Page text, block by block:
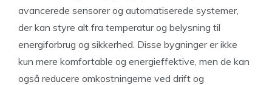
avancerede sensorer og automatiserede systemer,
der kan styre alt fra temperatur og belysning til
energiforbrug og sikkerhed. Disse bygninger er ikke
kun mere komfortable og energieffektive, men de kan
også reducere omkostningerne ved drift og